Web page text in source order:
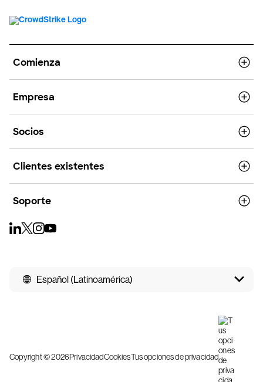
Comienza
Empresa
Socios
Clientes existentes
Soporte
Español (Latinoamérica)
Copyright © 2026PrivacidadCookiesTus opciones de privacidad